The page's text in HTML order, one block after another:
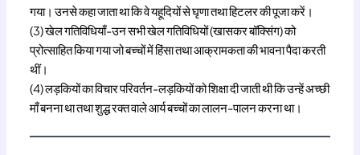
गया। उनसे कहा जाता था कि वे यहूदियों से घृणा तथा हिटलर की पूजा करें।
(3) खेल गतिविधियाँ-उन सभी खेल गतिविधियों (खासकर बॉक्सिंग) को
प्रोत्साहित किया गया जो बच्चों में हिंसा तथा आक्रामकता की भावना पैदा करती
थीं।
(4) लड़कियों का विचार परिवर्तन-लड़कियों को शिक्षा दी जाती थी कि उन्हें अच्छी
माँ बनना था तथा शुद्ध रक्त वाले आर्य बच्चों का लालन-पालन करना था।